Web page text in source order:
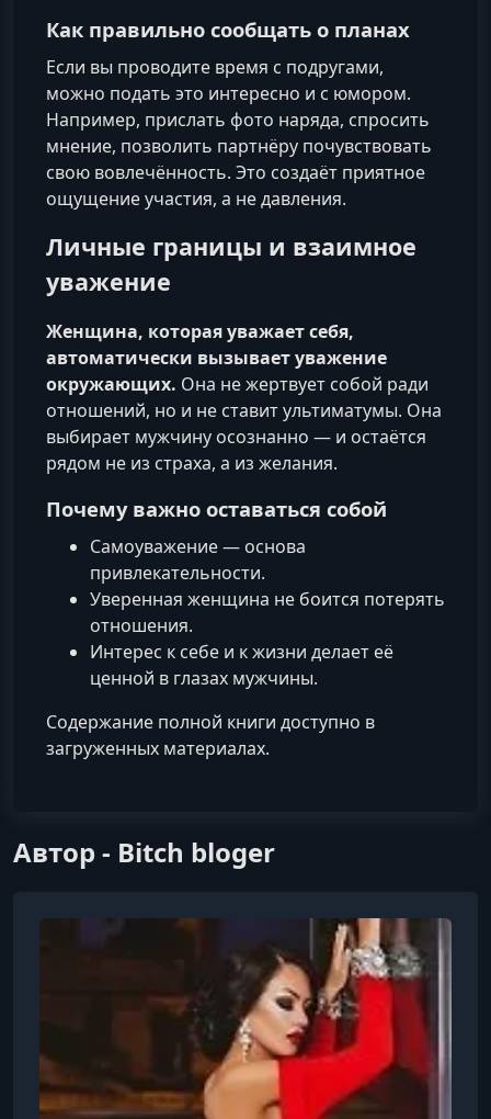
Как правильно сообщать о планах
Если вы проводите время с подругами,
можно подать это интересно и с юмором.
Например, прислать фото наряда, спросить
мнение, позволить партнёру почувствовать
свою вовлечённость. Это создаёт приятное
ощущение участия, а не давления.
Личные границы и взаимное
уважение
Женщина, которая уважает себя,
автоматически вызывает уважение
окружающих. Она не жертвует собой ради
отношений, но и не ставит ультиматумы. Она
выбирает мужчину осознанно — и остаётся
рядом не из страха, а из желания.
Почему важно оставаться собой
Самоуважение — основа
привлекательности.
Уверенная женщина не боится потерять
отношения.
Интерес к себе и к жизни делает её
ценной в глазах мужчины.
Содержание полной книги доступно в
загруженных материалах.
Автор - Bitch bloger